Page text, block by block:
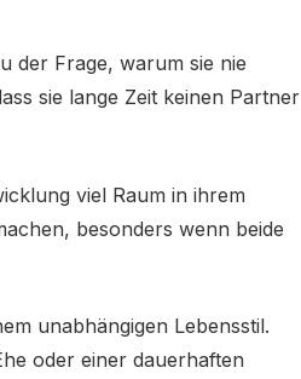
der Frage, warum sie nie
sie lange Zeit keinen Partner
viel Raum in ihrem
besonders wenn beide
unabhängigen Lebensstil.
oder einer dauerhaften